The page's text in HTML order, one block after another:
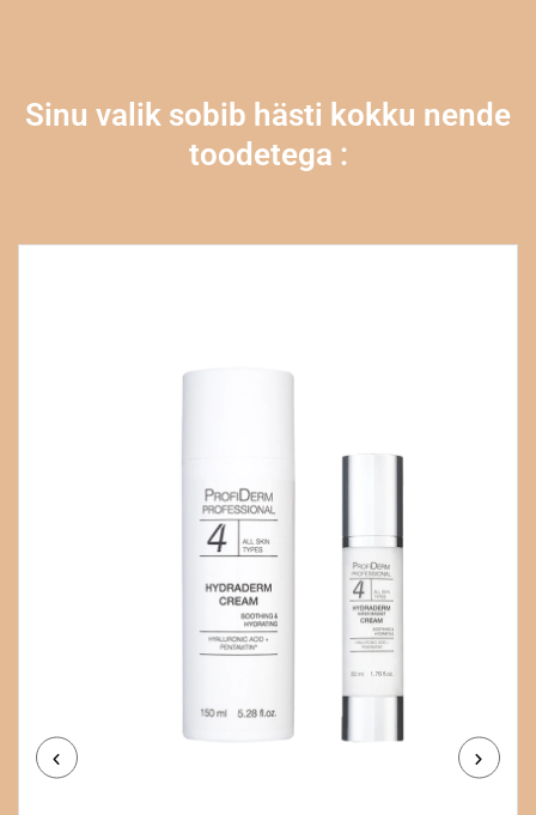
Sinu valik sobib hästi kokku nende
toodetega :